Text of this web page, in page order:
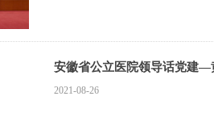
安徽省公立医院领导话党建—
2021-08-26